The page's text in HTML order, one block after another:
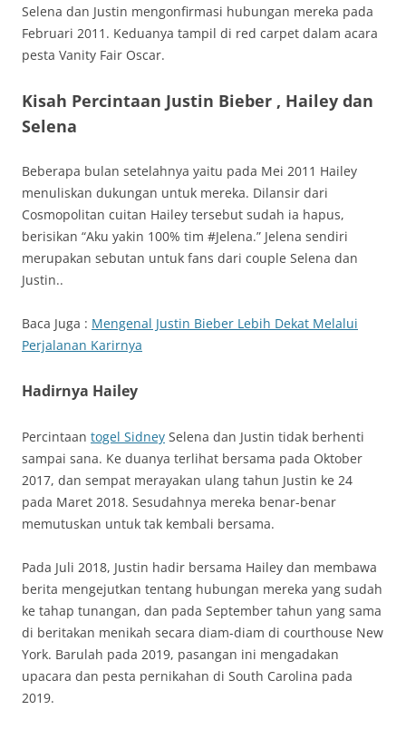
Selena dan Justin mengonfirmasi hubungan mereka pada
Februari 2011. Keduanya tampil di red carpet dalam acara
pesta Vanity Fair Oscar.
Kisah Percintaan Justin Bieber , Hailey dan
Selena
Beberapa bulan setelahnya yaitu pada Mei 2011 Hailey
menuliskan dukungan untuk mereka. Dilansir dari
Cosmopolitan cuitan Hailey tersebut sudah ia hapus,
berisikan “Aku yakin 100% tim #Jelena.” Jelena sendiri
merupakan sebutan untuk fans dari couple Selena dan
Justin..
Baca Juga : Mengenal Justin Bieber Lebih Dekat Melalui
Perjalanan Karirnya
Hadirnya Hailey
Percintaan togel Sidney Selena dan Justin tidak berhenti
sampai sana. Ke duanya terlihat bersama pada Oktober
2017, dan sempat merayakan ulang tahun Justin ke 24
pada Maret 2018. Sesudahnya mereka benar-benar
memutuskan untuk tak kembali bersama.
Pada Juli 2018, Justin hadir bersama Hailey dan membawa
berita mengejutkan tentang hubungan mereka yang sudah
ke tahap tunangan, dan pada September tahun yang sama
di beritakan menikah secara diam-diam di courthouse New
York. Barulah pada 2019, pasangan ini mengadakan
upacara dan pesta pernikahan di South Carolina pada
2019.